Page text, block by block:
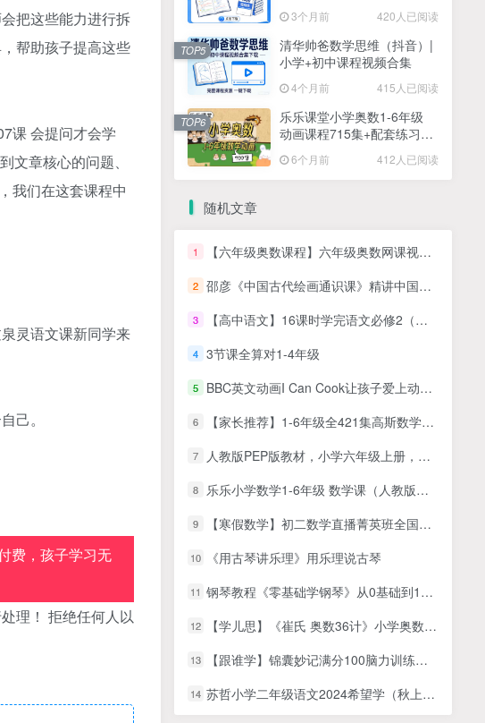
把这些能力进行拆
帮助孩子提高这些
课 会提问才会学
章核心的问题、
我们在这套课程中
灵语文课新同学来
己。
费，孩子学习无
理！ 拒绝任何人以
3个月前 420人已阅读
清华帅爸数学思维（抖音）|
小学+初中课程视频合集
4个月前 415人已阅读
TOP5
乐乐课堂小学奥数1-6年级
动画课程715集+配套练习册
6个月前 412人已阅读
TOP6
随机文章
1 【六年级奥数课程】六年级奥数网课视频资源（竞赛班）【50讲MP4完结】（小学六年级数学网课培训）
2 邵彦《中国古代绘画通识课》精讲中国传统名画
3 【高中语文】16课时学完语文必修2（人教版）全16讲
4 3节课全算对1-4年级
5 BBC英文动画I Can Cook让孩子爱上动手做美食，全4季共104集视频
6 【家长推荐】1-6年级全421集高斯数学教材配套动画视频，看动画搞定小学数学疑难点
7 人教版PEP版教材，小学六年级上册，第一学期课本同步视频课程43课时，MP4视频（三年级起点英语）
8 乐乐小学数学1-6年级 数学课（人教版）分上下册，动画视频学习资源
9 【寒假数学】初二数学直播菁英班全国人教（朱韬）
10 《用古琴讲乐理》用乐理说古琴
11 钢琴教程《零基础学钢琴》从0基础到10级五线谱钢琴
12 【学儿思】《崔氏 奥数36计》小学奥数培训课程-MP4视频百度网盘下载，小学数学思维训练视频课
13 【跟谁学】锦囊妙记满分100脑力训练：高效学习法
14 苏哲小学二年级语文2024希望学（秋上·部编版·A+） 网课视频